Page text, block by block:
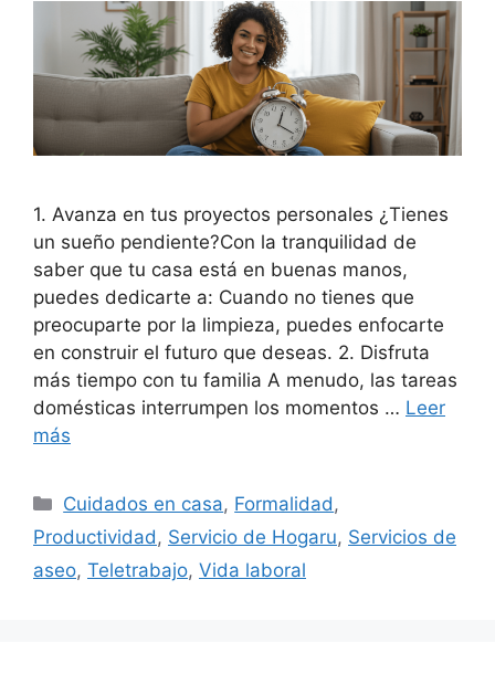
1. Avanza en tus proyectos personales ¿Tienes
un sueño pendiente?Con la tranquilidad de
saber que tu casa está en buenas manos,
puedes dedicarte a: Cuando no tienes que
preocuparte por la limpieza, puedes enfocarte
en construir el futuro que deseas. 2. Disfruta
más tiempo con tu familia A menudo, las tareas
domésticas interrumpen los momentos … Leer
más
Categorías
Cuidados en casa, Formalidad,
Productividad, Servicio de Hogaru, Servicios de
aseo, Teletrabajo, Vida laboral